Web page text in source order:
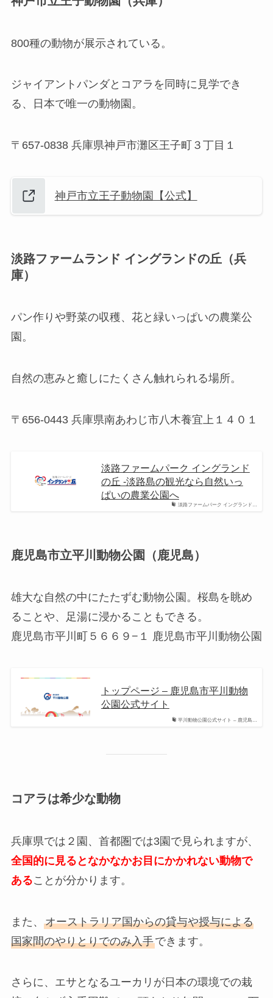
800種の動物が展示されている。
ジャイアントパンダとコアラを同時に見学でき
る、日本で唯一の動物園。
〒657-0838 兵庫県神戸市灘区王子町３丁目１
神戸市立王子動物園【公式】
淡路ファームランド イングランドの丘（兵
庫）
パン作りや野菜の収穫、花と緑いっぱいの農業公
園。
自然の恵みと癒しにたくさん触れられる場所。
〒656-0443 兵庫県南あわじ市八木養宜上１４０１
淡路ファームパーク イングランド…
淡路ファームパーク イングランド
の丘 -淡路島の観光なら自然いっ
ぱいの農業公園へ
鹿児島市立平川動物公園（鹿児島）
雄大な自然の中にたたずむ動物公園。桜島を眺め
ることや、足湯に浸かることもできる。
鹿児島市平川町５６６９−１ 鹿児島市平川動物公園
平川動物公園公式サイト – 鹿児島…
トップページ – 鹿児島市平川動物
公園公式サイト
コアラは希少な動物
兵庫県では２園、首都圏では3園で見られますが、
全国的に見るとなかなかお目にかかれない動物で
あることが分かります。
また、 オーストラリア国からの貸与や授与による
国家間のやりとりでのみ入手できます。
さらに、エサとなるユーカリが日本の環境での栽